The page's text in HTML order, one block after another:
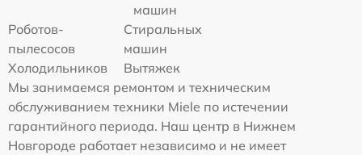
машин
Роботов-
пылесосов
Стиральных
машин
Холодильников
Вытяжек
Мы занимаемся ремонтом и техническим
обслуживанием техники Miele по истечении
гарантийного периода. Наш центр в Нижнем
Новгороде работает независимо и не имеет